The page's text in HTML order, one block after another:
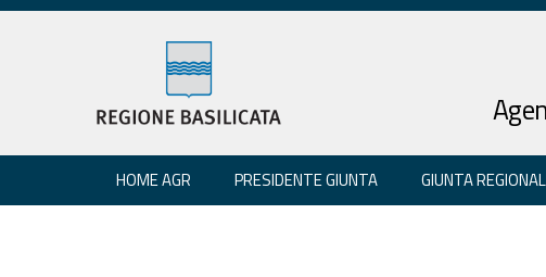
HOME AGR PRESIDENTE GIUNTA GIUNTA